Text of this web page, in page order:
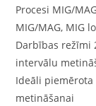
Procesi MIG/
MIG/MAG, MIG
Darbības režīmi
intervālu
Ideāli piemērota
metināšanai